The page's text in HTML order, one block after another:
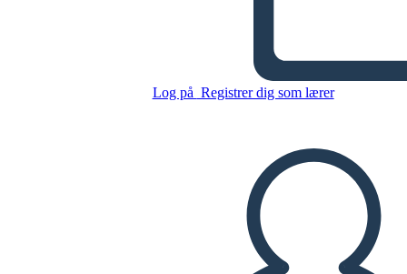
Log på Registrer dig som lærer
Mappa del Ragno Azteco
Kopier dette storyboard
LAVE ET STORYBOARD
AFSPIL DIASSHOW
LÆS FOR MIG